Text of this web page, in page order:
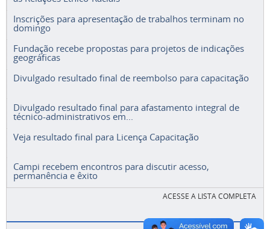
Inscrições para apresentação de trabalhos terminam no
domingo
Fundação recebe propostas para projetos de indicações
geográficas
Divulgado resultado final de reembolso para capacitação
Divulgado resultado final para afastamento integral de
técnico-administrativos em...
Veja resultado final para Licença Capacitação
Campi recebem encontros para discutir acesso,
permanência e êxito
ACESSE A LISTA COMPLETA